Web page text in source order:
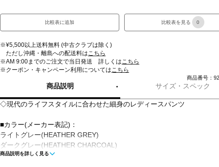
比較表に追加 比較表を見る 0
※¥5,500以上送料無料 (中古クラブは除く)
ただし沖縄・離島への配送料は こちら
※AM 9:00までのご注文で当日発送 詳しくは こちら
※クーポン・キャンペーン利用については こちら
商品番号：
商品説明 サイズ・スペック
◇現代のライフスタイルに合わせた細身のレディースパンツ
■カラー(メーカー表記)：
ライトグレー(HEATHER GREY)
ダークグレー(HEATHER CHARCOAL)
商品説明を詳しく見る